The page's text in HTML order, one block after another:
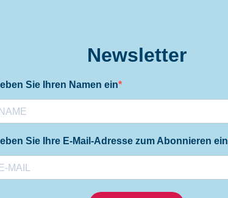
Newsletter
Sie Ihren Namen ein
Sie Ihre E-Mail-Adresse zum Abonnieren ein